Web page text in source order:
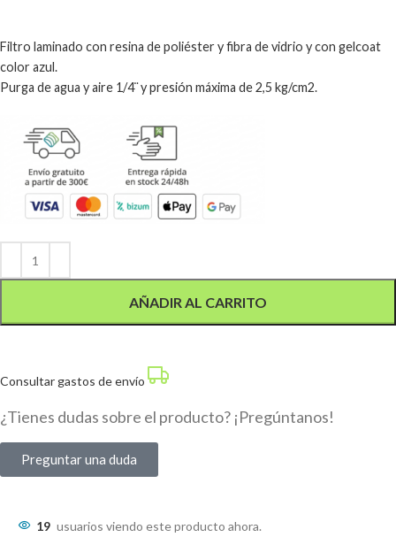
Filtro laminado con resina de poliéster y fibra de vidrio y con gelcoat
color azul.
Purga de agua y aire 1/4¨ y presión máxima de 2,5 kg/cm2.
AÑADIR AL CARRITO
Consultar gastos de envío
¿Tienes dudas sobre el producto? ¡Pregúntanos!
Preguntar una duda
19 usuarios viendo este producto ahora.